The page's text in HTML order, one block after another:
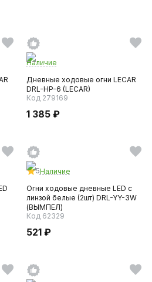
Наличие
Дневные ходовые огни LECAR
DRL-HP-6 (LECAR)
Код 279169
1 385 ₽
5Наличие
Огни ходовые дневные LED с
линзой белые (2шт) DRL-YY-3W
(ВЫМПЕЛ)
Код 62329
521 ₽